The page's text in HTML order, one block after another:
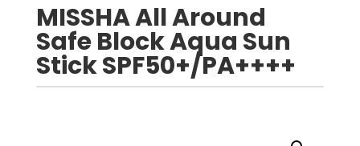
MISSHA All Around
Safe Block Aqua Sun
Stick SPF50+/PA++++